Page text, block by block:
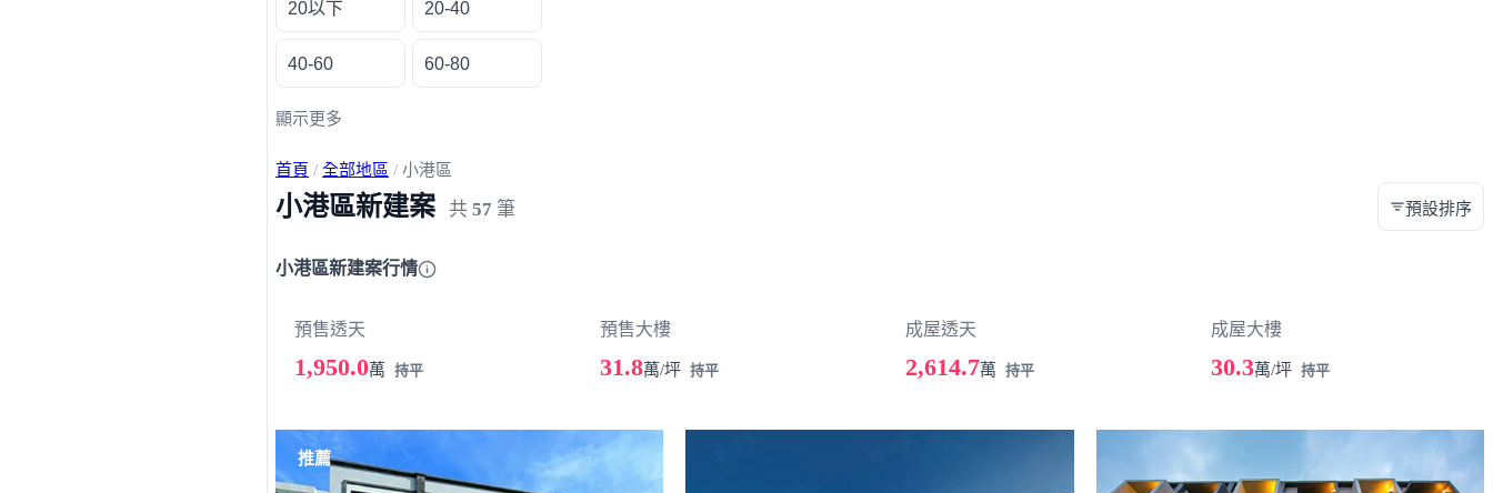
20以下 20-40
40-60 60-80
顯示更多
首頁 / 全部地區 / 小港區
小港區新建案 共 57 筆 預設排序
小港區新建案行情
預售透天
1,950.0萬 持平
預售大樓
31.8萬/坪 持平
成屋透天
2,614.7萬 持平
成屋大樓
30.3萬/坪 持平
載入失敗，請重新整理
推薦